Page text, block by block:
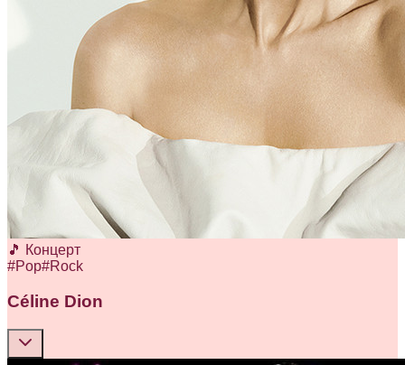
🎵 Концерт
#Pop#Rock
Céline Dion